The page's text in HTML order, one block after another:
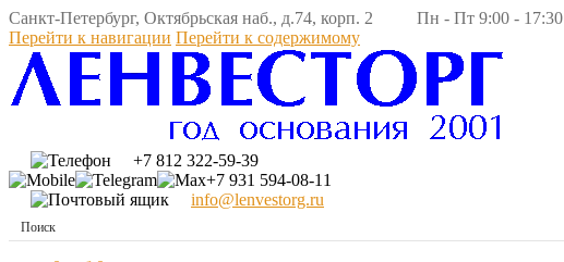
Санкт-Петербург, Октябрьская наб., д.74, корп. 2 Пн - Пт 9:00 - 17:30
Перейти к навигации Перейти к содержимому
+7 812 322-59-39
+7 931 594-08-11
info@lenvestorg.ru